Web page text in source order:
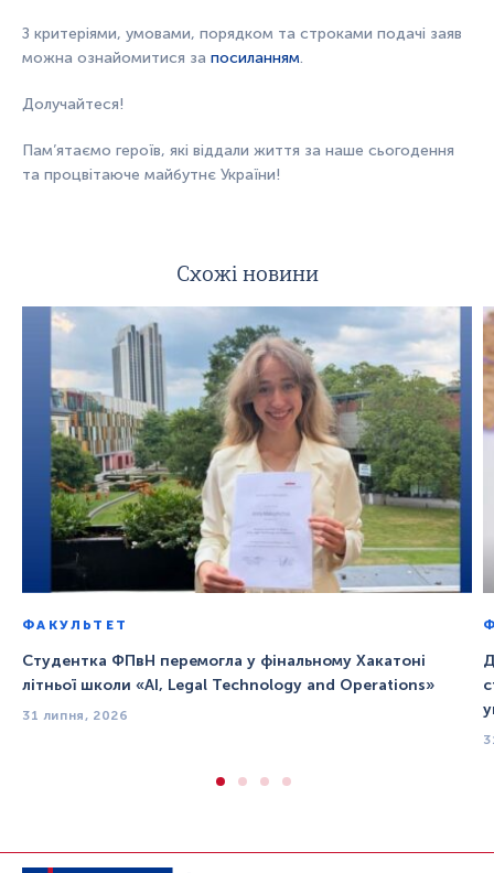
З критеріями, умовами, порядком та строками подачі заяв
можна ознайомитися за посиланням.
Долучайтеся!
Пам’ятаємо героїв, які віддали життя за наше сьогодення
та процвітаюче майбутнє України!
Схожі новини
ФАКУЛЬТЕТ
Студентка ФПвН перемогла у фінальному Хакатоні
літньої школи «AI, Legal Technology and Operations»
31 липня, 2026